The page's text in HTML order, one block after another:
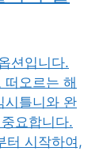
션입니다.
떠오르는 해
시틀니와 완
요합니다.
터 시작하여,